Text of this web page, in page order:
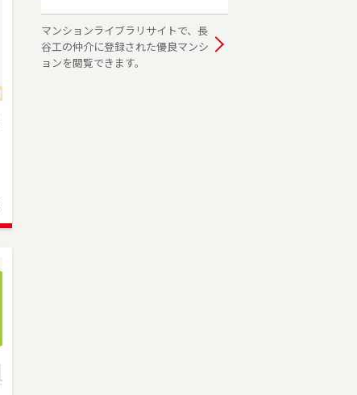
マンションライブラリサイトで、長
谷工の仲介に登録された優良マンシ
ョンを閲覧できます。